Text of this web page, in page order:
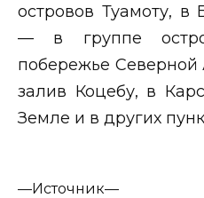
островов Туамоту, в
— в группе
побережье
залив Коцебу, в
Земле и в других
—Источник—